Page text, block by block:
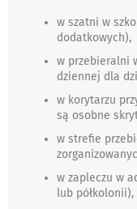
w szatni w
dodatkowych),
w przebieralni
dziennej dla
w korytarzu
są osobne
w strefie
w zapleczu w
lub półkolonii),